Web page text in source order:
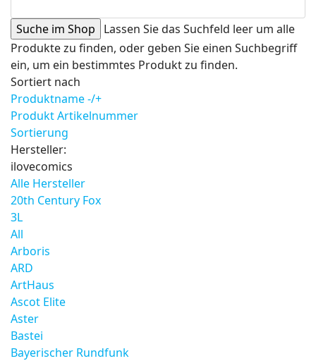
Lassen Sie das Suchfeld leer um alle
Produkte zu finden, oder geben Sie einen Suchbegriff
ein, um ein bestimmtes Produkt zu finden.
Sortiert nach
Produktname -/+
Produkt Artikelnummer
Sortierung
Hersteller:
ilovecomics
Alle Hersteller
20th Century Fox
3L
All
Arboris
ARD
ArtHaus
Ascot Elite
Aster
Bastei
Bayerischer Rundfunk